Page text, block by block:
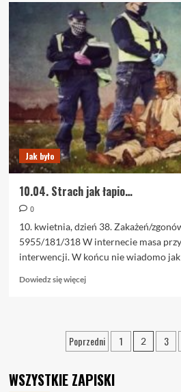
11.04.
Trzy
pokolenia
Jak było
10.04. Strach jak łapio…
0
10. kwietnia, dzień 38. Zakażeń/
5955/181/318 W internecie masa
interwencji. W końcu nie wiadomo jak
Dowiedz się więcejDowiedz
10.04.
Strach
Poprzedni 1 2 3
WSZYSTKIE ZAPISKI